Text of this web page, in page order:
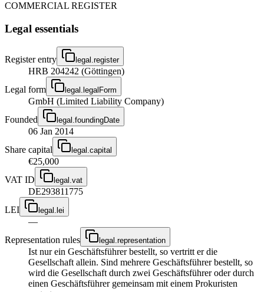
COMMERCIAL REGISTER
Legal essentials
Register entry legal.register
HRB 204242 (Göttingen)
Legal form
legal.legalForm
GmbH (Limited Liability Company)
Founded
legal.foundingDate
06 Jan 2014
Share capital
legal.capital
€25,000
VAT ID
legal.vat
DE293811775
LEI
legal.lei
—
Representation rules
legal.representation
Ist nur ein Geschäftsführer bestellt, so vertritt er die
Gesellschaft allein. Sind mehrere Geschäftsführer bestellt, so
wird die Gesellschaft durch zwei Geschäftsführer oder durch
einen Geschäftsführer gemeinsam mit einem Prokuristen